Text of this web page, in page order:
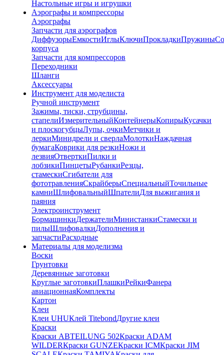
Настольные игры и игрушки
Аэрографы и компрессоры
Аэрографы
Запчасти для аэрографов
ДиффузорыЕмкостиИглыКлючиПрокладкиПружины
корпуса
Запчасти для компрессоров
Переходники
Шланги
Аксессуары
Инструмент для моделиста
Ручной инструмент
Зажимы, тиски, струбцины,
стапелиИзмерительныйКонтейнерыКопирыКусачки
и плоскогубцыЛупы, очкиМетчики и
леркиМинидрели и сверлаМолоткиНаждачная
бумагаКоврики для резкиНожи и
лезвияОтверткиПилки и
лобзикиПинцетыРубанкиРезцы,
стамескиСгибатели для
фототравленияСкрайберыСпециальныйТочильные
камниШлифовальныйШпателиДля выжигания и
паяния
Электроинструмент
БормашинкиДержателиМинистанкиСтамески и
пилыШлифовалкиДополнения и
запчастиРасходные
Материалы для моделизма
Воски
Грунтовки
Деревянные заготовки
Круглые заготовкиПлашкиРейкиФанера
авиационнаяКомплекты
Картон
Клеи
Клеи UHUКлей TitebondДругие клеи
Краски
Краски ABTEILUNG 502Краски ADAM
WILDERКраски GUNZEКраски ICMКраски JIM